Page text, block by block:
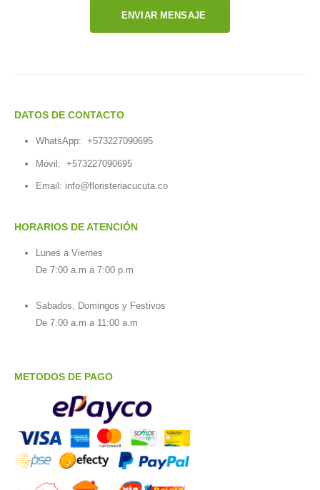
ENVIAR MENSAJE
DATOS DE CONTACTO
WhatsApp: +573227090695
Móvil: +573227090695
Email: info@floristeriacucuta.co
HORARIOS DE ATENCIÓN
Lunes a Viernes
De 7:00 a.m a 7:00 p.m
Sabados, Domingos y Festivos
De 7:00 a.m a 11:00 a.m
METODOS DE PAGO